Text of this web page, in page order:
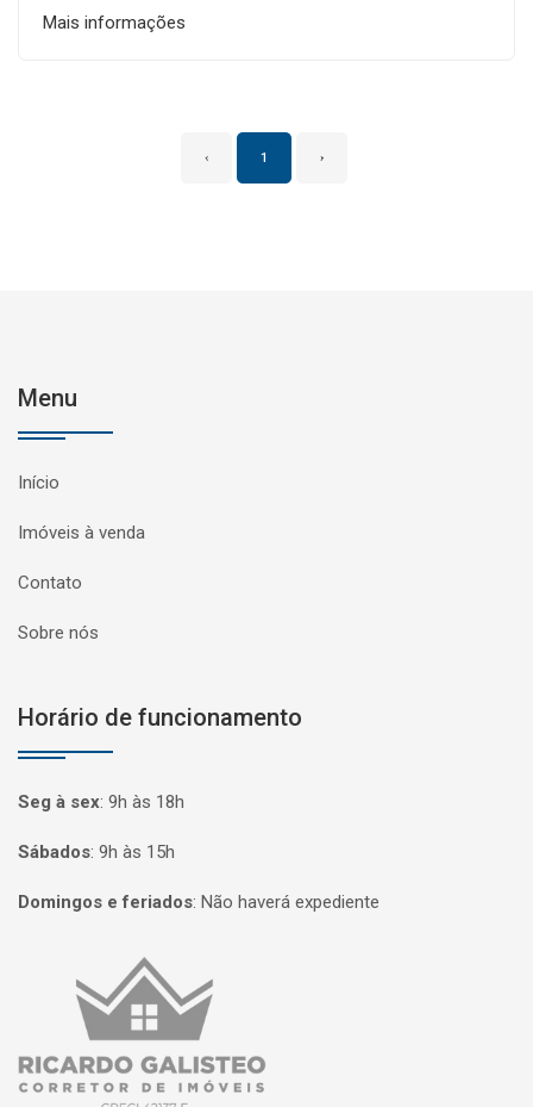
Mais informações
‹ 1 ›
Menu
Início
Imóveis à venda
Contato
Sobre nós
Horário de funcionamento
Seg à sex: 9h às 18h
Sábados: 9h às 15h
Domingos e feriados: Não haverá expediente
Página inicial